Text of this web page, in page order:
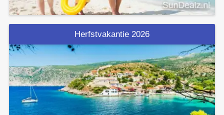
Herfstvakantie 2026